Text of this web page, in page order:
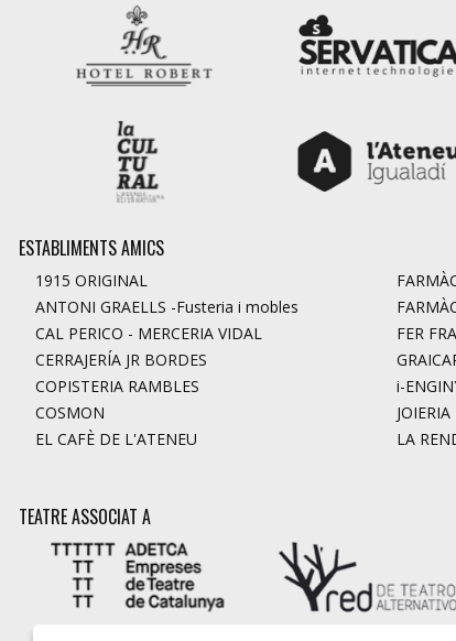
ESTABLIMENTS AMICS
1915 ORIGINAL
ANTONI GRAELLS -Fusteria i mobles
CAL PERICO - MERCERIA VIDAL
CERRAJERÍA JR BORDES
COPISTERIA RAMBLES
COSMON
EL CAFÈ DE L'ATENEU
FER
i-
LA
TEATRE ASSOCIAT A